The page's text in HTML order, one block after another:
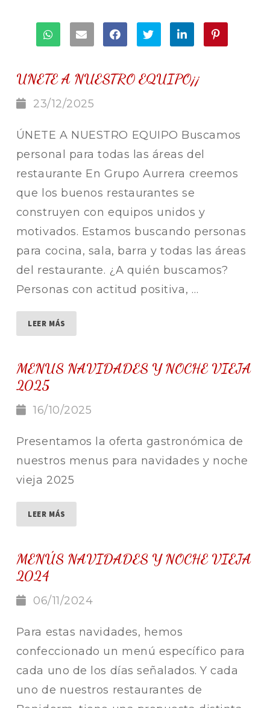
UNETE A NUESTRO EQUIPO¡¡
23/12/2025
ÚNETE A NUESTRO EQUIPO Buscamos
personal para todas las áreas del
restaurante En Grupo Aurrera creemos
que los buenos restaurantes se
construyen con equipos unidos y
motivados. Estamos buscando personas
para cocina, sala, barra y todas las áreas
del restaurante. ¿A quién buscamos?
Personas con actitud positiva, …
LEER MÁS
MENUS NAVIDADES Y NOCHE VIEJA
2025
16/10/2025
Presentamos la oferta gastronómica de
nuestros menus para navidades y noche
vieja 2025
LEER MÁS
MENÚS NAVIDADES Y NOCHE VIEJA
2024
06/11/2024
Para estas navidades, hemos
confeccionado un menú específico para
cada uno de los días señalados. Y cada
uno de nuestros restaurantes de